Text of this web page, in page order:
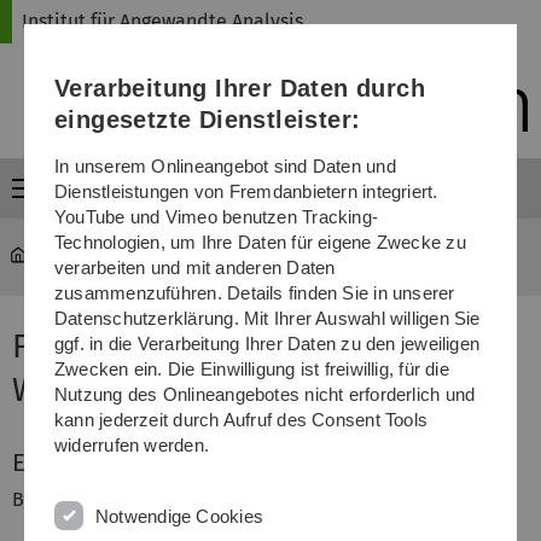
Direkt
Direkt
Direkt
(Sprache,
Drucken,
Media)
Direkt
Direkt
Institut für Angewandte Analysis
Menü
Funktionalanalysis
Funktionalanalysis im
Wintersemester 10/11
Erforderliche Vorkenntnisse
Bachelor in Mathematik (oder vergleichbares)
Verarbeitung Ihrer Daten durch
eingesetzte Dienstleister:
In unserem Onlineangebot sind Daten und
Dienstleistungen von Fremdanbietern integriert.
YouTube und Vimeo benutzen Tracking-
Technologien, um Ihre Daten für eigene Zwecke zu
verarbeiten und mit anderen Daten
zusammenzuführen. Details finden Sie in unserer
Datenschutzerklärung. Mit Ihrer Auswahl willigen Sie
ggf. in die Verarbeitung Ihrer Daten zu den jeweiligen
Zwecken ein. Die Einwilligung ist freiwillig, für die
Nutzung des Onlineangebotes nicht erforderlich und
kann jederzeit durch Aufruf des Consent Tools
widerrufen werden.
Notwendige Cookies